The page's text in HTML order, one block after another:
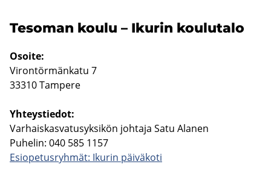
Te­so­man koulu – Iku­rin kou­lu­ta­lo
Osoi­te:
Vi­ron­tör­män­ka­tu 7
33310 Tam­pe­re
Yh­teys­tie­dot:
Var­hais­kas­va­tusyk­si­kön joh­ta­ja Satu Ala­nen
Pu­he­lin: 040 585 1157
Esio­pe­tus­ryh­mät: Iku­rin päi­vä­ko­ti